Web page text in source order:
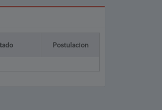
Postulacion